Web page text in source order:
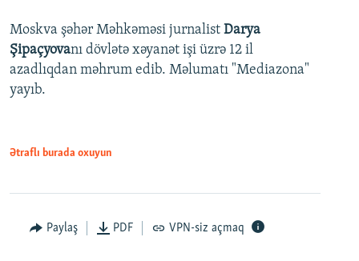
Moskva şəhər Məhkəməsi jurnalist Darya
Şipaçyovanı dövlətə xəyanət işi üzrə 12 il
azadlıqdan məhrum edib. Məlumatı "Mediazona"
yayıb.
Ətraflı burada oxuyun
Paylaş PDF VPN-siz açmaq